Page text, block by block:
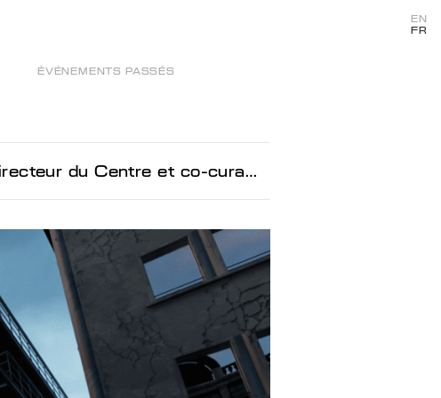
ÉVÉNEMENTS PASSÉS
EN
FR
co-curateur de l’exposition (en anglais)